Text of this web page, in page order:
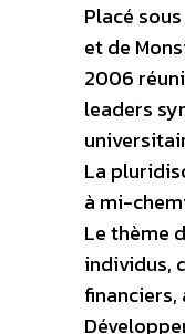
Placé
et de
2006
leaders
La
à mi-
Le thème
individus,
financiers,